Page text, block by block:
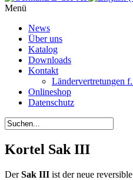
Menü
News
Über uns
Katalog
Downloads
Kontakt
Ländervertretungen
Onlineshop
Datenschutz
Kortel Sak III
DerSak III ist der neue